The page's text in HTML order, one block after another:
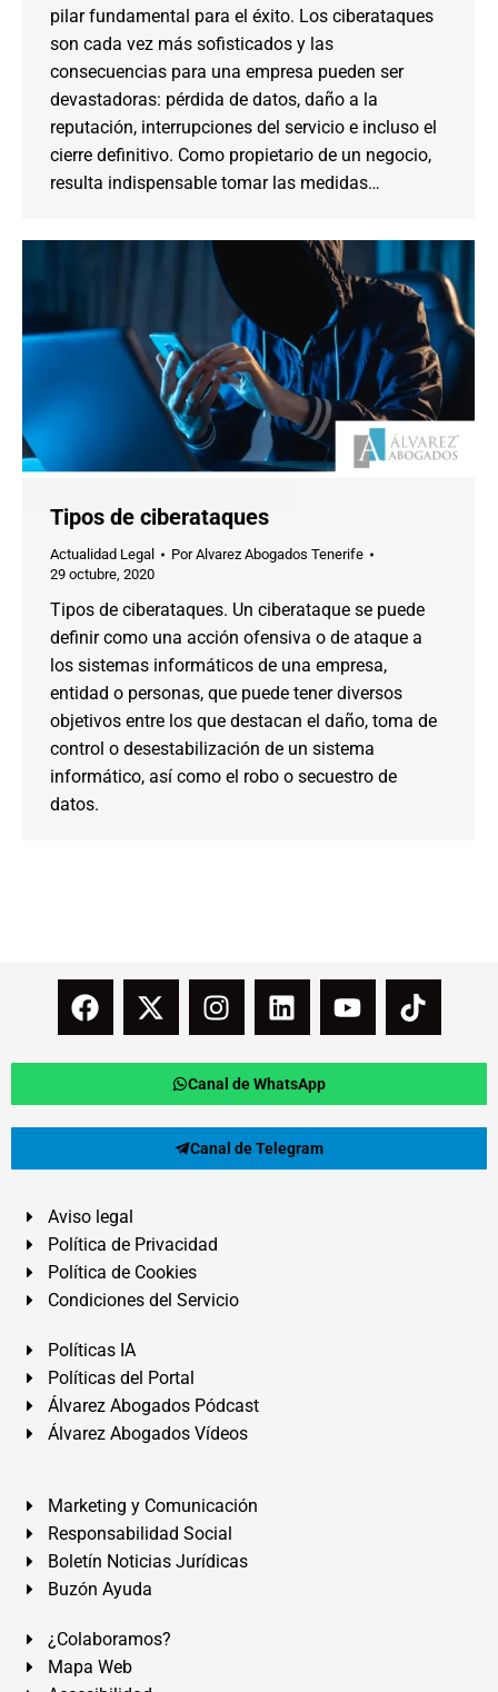
pilar fundamental para el éxito. Los ciberataques
son cada vez más sofisticados y las
consecuencias para una empresa pueden ser
devastadoras: pérdida de datos, daño a la
reputación, interrupciones del servicio e incluso el
cierre definitivo. Como propietario de un negocio,
resulta indispensable tomar las medidas…
Tipos de ciberataques
Actualidad Legal PorAlvarez Abogados Tenerife
29 octubre, 2020
Tipos de ciberataques. Un ciberataque se puede
definir como una acción ofensiva o de ataque a
los sistemas informáticos de una empresa,
entidad o personas, que puede tener diversos
objetivos entre los que destacan el daño, toma de
control o desestabilización de un sistema
informático, así como el robo o secuestro de
datos.
Canal de WhatsApp
Canal de Telegram
Aviso legal
Política de Privacidad
Política de Cookies
Condiciones del Servicio
Políticas IA
Políticas del Portal
Álvarez Abogados Pódcast
Álvarez Abogados Vídeos
Marketing y Comunicación
Responsabilidad Social
Boletín Noticias Jurídicas
Buzón Ayuda
¿Colaboramos?
Mapa Web